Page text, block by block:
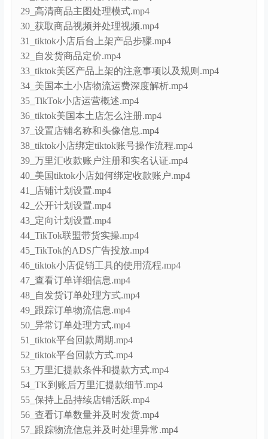
29_高清商品主图处理模式.mp4
30_获取商品视频并处理视频.mp4
31_tiktok小店后台上架产品步骤.mp4
32_自发货商品定价.mp4
33_tiktok美区产品上架的注意事项以及规则.mp4
34_美国本土小店物流运费深度解析.mp4
35_TikTok小店运营概述.mp4
36_tiktok美国本土店怎么注册.mp4
37_设置店铺名称和头像信息.mp4
38_tiktok小店绑定tiktok账号操作流程.mp4
39_万里汇收款账户注册和实名认证.mp4
40_美国tiktok小店如何绑定收款账户.mp4
41_店铺计划设置.mp4
42_公开计划设置.mp4
43_定向计划设置.mp4
44_TikTok联盟带货实操.mp4
45_TikTok的ADS广告投放.mp4
46_tiktok小店促销工具的使用流程.mp4
47_查看订单详细信息.mp4
48_自发货订单处理方式.mp4
49_跟踪订单物流信息.mp4
50_异常订单处理方式.mp4
51_tiktok平台回款周期.mp4
52_tiktok平台回款方式.mp4
53_万里汇提款条件和提款方式.mp4
54_TK到账后万里汇提款细节.mp4
55_保持上品持续店铺活跃.mp4
56_查看订单数量并及时发货.mp4
57_跟踪物流信息并及时处理异常.mp4